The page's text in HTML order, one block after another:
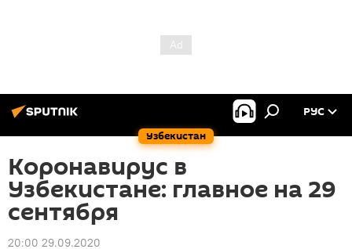
Узбекистан
РУС
Коронавирус в
Узбекистане: главное на 29
сентября
20:00 29.09.2020